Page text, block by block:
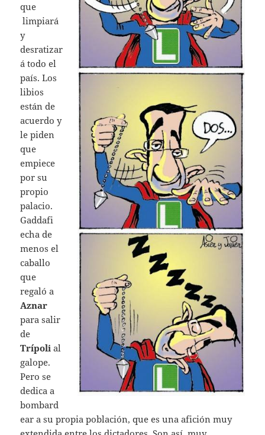
que
limpiará
y
desratizar
á todo el
país. Los
libios
están de
acuerdo y
le piden
que
empiece
por su
propio
palacio.
Gaddafi
echa de
menos el
caballo
que
regaló a
Aznar
para salir
de
Trípoli al
galope.
Pero se
dedica a
bombard
ear a su propia población, que es una afición muy